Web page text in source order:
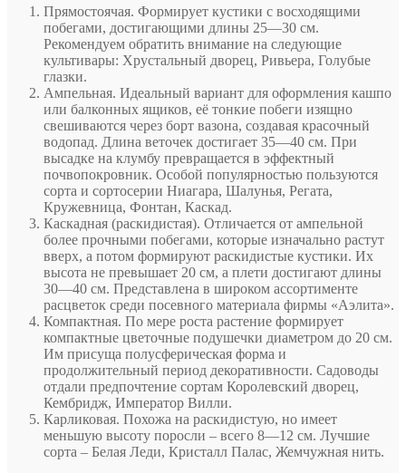
Прямостоячая. Формирует кустики с восходящими
побегами, достигающими длины 25—30 см.
Рекомендуем обратить внимание на следующие
культивары: Хрустальный дворец, Ривьера, Голубые
глазки.
Ампельная. Идеальный вариант для оформления кашпо
или балконных ящиков, её тонкие побеги изящно
свешиваются через борт вазона, создавая красочный
водопад. Длина веточек достигает 35—40 см. При
высадке на клумбу превращается в эффектный
почвопокровник. Особой популярностью пользуются
сорта и сортосерии Ниагара, Шалунья, Регата,
Кружевница, Фонтан, Каскад.
Каскадная (раскидистая). Отличается от ампельной
более прочными побегами, которые изначально растут
вверх, а потом формируют раскидистые кустики. Их
высота не превышает 20 см, а плети достигают длины
30—40 см. Представлена в широком ассортименте
расцветок среди посевного материала фирмы «Аэлита».
Компактная. По мере роста растение формирует
компактные цветочные подушечки диаметром до 20 см.
Им присуща полусферическая форма и
продолжительный период декоративности. Садоводы
отдали предпочтение сортам Королевский дворец,
Кембридж, Император Вилли.
Карликовая. Похожа на раскидистую, но имеет
меньшую высоту поросли – всего 8—12 см. Лучшие
сорта – Белая Леди, Кристалл Палас, Жемчужная нить.